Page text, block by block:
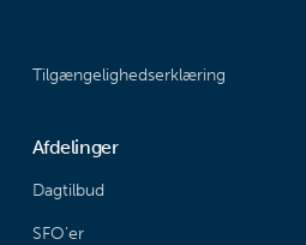
Tilgængelighedserklæring
Afdelinger
Dagtilbud
SFO’er